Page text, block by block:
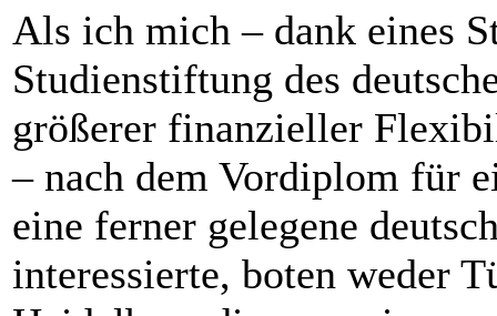
Als ich mich – dank eines
Studienstiftung des
größerer finanzieller
– nach dem Vordiplom für
eine ferner ­gelegene
interessierte, boten weder